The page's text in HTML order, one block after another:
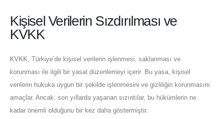
Kişisel Verilerin Sızdırılması ve
KVKK
KVKK, Türkiye’de kişisel verilerin işlenmesi, saklanması ve
korunması ile ilgili bir yasal düzenlemeyi içerir. Bu yasa, kişisel
verilerin hukuka uygun bir şekilde işlenmesini ve gizliliğin korunmasını
amaçlar. Ancak, son yıllarda yaşanan sızıntılar, bu hükümlerin ne
kadar önemli olduğunu bir kez daha göstermiştir.